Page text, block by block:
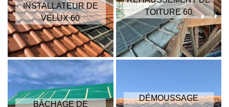
INSTALLATEUR DE
VELUX 60
TOITURE 60
BÂCHAGE DE
DÉMOUSSAGE